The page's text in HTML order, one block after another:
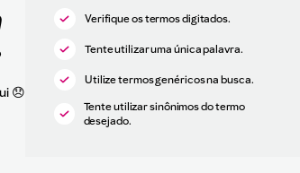
Verifique os termos digitados.
Tente utilizar uma única palavra.
Utilize termos genéricos na busca.
Tente utilizar sinônimos do termo
desejado.